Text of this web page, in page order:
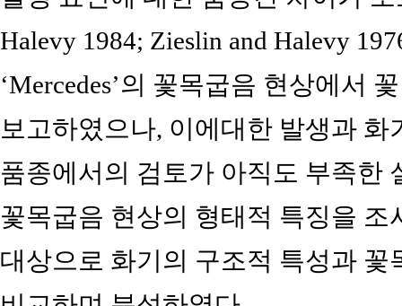
Halevy 1984; Zieslin and Halevy
‘Mercedes’의 꽃목굽음 현상에서
보고하였으나, 이에대한 발생과
품종에서의 검토가 아직도 부족한
꽃목굽음 현상의 형태적 특징을
대상으로 화기의 구조적 특성과 꽃